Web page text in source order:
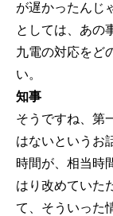
が遅かったんじ
としては、あの
九電の対応をど
い。
知事
そうですね、第
はないというお
時間が、相当時
はり改めていた
て、そういった